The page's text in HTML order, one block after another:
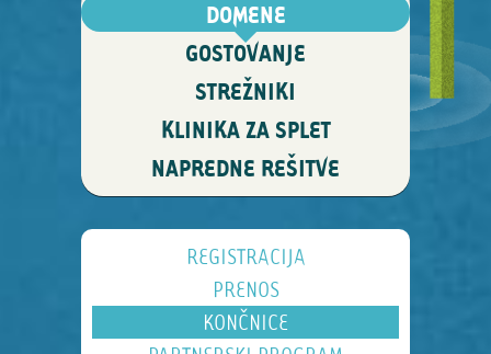
DOMENE
GOSTOVANJE
STREŽNIKI
KLINIKA ZA SPLET
NAPREDNE REŠITVE
REGISTRACIJA
PRENOS
KONČNICE